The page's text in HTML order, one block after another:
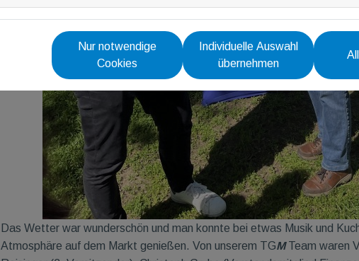
Das Wetter war wunderschön und man konnte bei etwas Musik und
Atmosphäre auf dem Markt genießen. Von unserem TGMTeam waren
Nur notwendige
Cookies
Individuelle Auswahl
übernehmen